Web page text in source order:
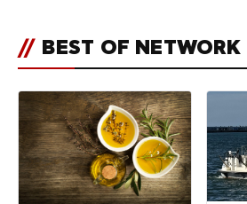
// BEST OF NETWORK